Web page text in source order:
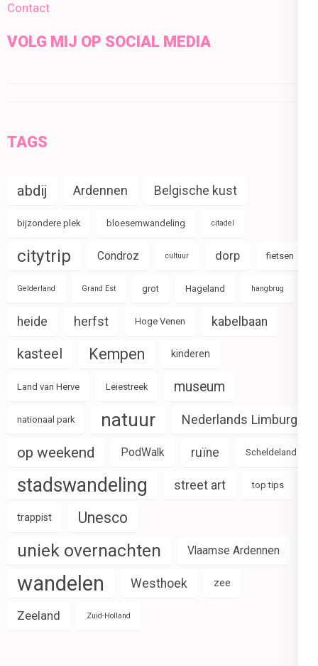
Contact
VOLG MIJ OP SOCIAL MEDIA
TAGS
abdij Ardennen Belgische kust
bijzondere plek bloesemwandeling citadel
citytrip Condroz cultuur dorp fietsen
Gelderland Grand Est grot Hageland hangbrug
heide herfst Hoge Venen kabelbaan
kasteel Kempen kinderen
Land van Herve Leiestreek museum
nationaal park natuur Nederlands Limburg
op weekend PodWalk ruïne Scheldeland
stadswandeling street art top tips
trappist Unesco
uniek overnachten Vlaamse Ardennen
wandelen Westhoek zee
Zeeland Zuid-Holland